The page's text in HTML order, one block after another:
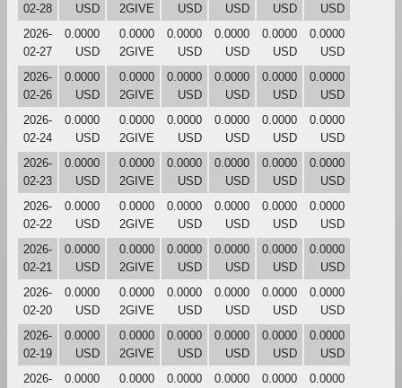
02-28
USD
2GIVE
USD
USD
USD
USD
2026-
02-27
0.0000
USD
0.0000
2GIVE
0.0000
USD
0.0000
USD
0.0000
USD
0.0000
USD
2026-
02-26
0.0000
USD
0.0000
2GIVE
0.0000
USD
0.0000
USD
0.0000
USD
0.0000
USD
2026-
02-24
0.0000
USD
0.0000
2GIVE
0.0000
USD
0.0000
USD
0.0000
USD
0.0000
USD
2026-
02-23
0.0000
USD
0.0000
2GIVE
0.0000
USD
0.0000
USD
0.0000
USD
0.0000
USD
2026-
02-22
0.0000
USD
0.0000
2GIVE
0.0000
USD
0.0000
USD
0.0000
USD
0.0000
USD
2026-
02-21
0.0000
USD
0.0000
2GIVE
0.0000
USD
0.0000
USD
0.0000
USD
0.0000
USD
2026-
02-20
0.0000
USD
0.0000
2GIVE
0.0000
USD
0.0000
USD
0.0000
USD
0.0000
USD
2026-
02-19
0.0000
USD
0.0000
2GIVE
0.0000
USD
0.0000
USD
0.0000
USD
0.0000
USD
2026-
0.0000
0.0000
0.0000
0.0000
0.0000
0.0000